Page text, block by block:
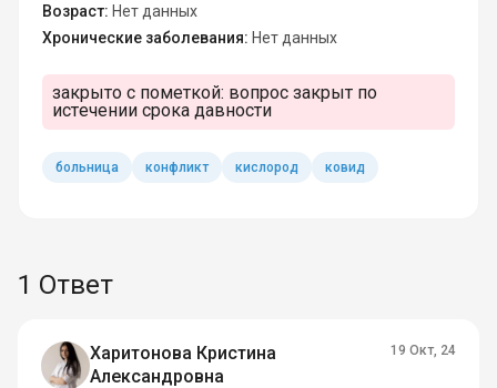
Возраст: Нет данных
Хронические заболевания: Нет данных
закрыто с пометкой: вопрос закрыт по
истечении срока давности
больница конфликт кислород ковид
1 Ответ
Харитонова Кристина
Александровна
19 Окт, 24